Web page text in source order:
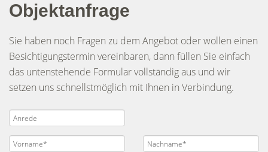
Objektanfrage
Sie haben noch Fragen zu dem Angebot oder wollen einen
Besichtigungstermin vereinbaren, dann füllen Sie einfach
das untenstehende Formular vollständig aus und wir
setzen uns schnellstmöglich mit Ihnen in Verbindung.